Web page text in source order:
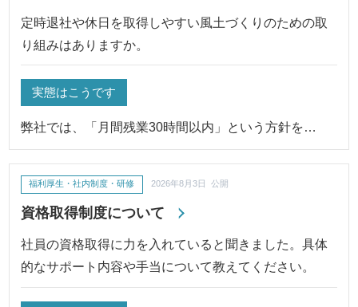
定時退社や休日を取得しやすい風土づくりのための取
り組みはありますか。
実態はこうです
弊社では、「月間残業30時間以内」という方針を…
資格取得制度について
福利厚生・社内制度・研修 2026年8月3日 公開
社員の資格取得に力を入れていると聞きました。具体
的なサポート内容や手当について教えてください。